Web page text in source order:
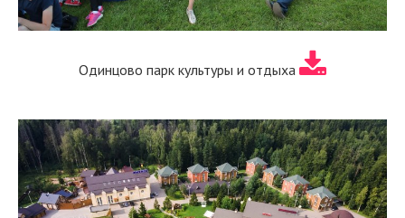
Одинцово парк культуры и отдыха